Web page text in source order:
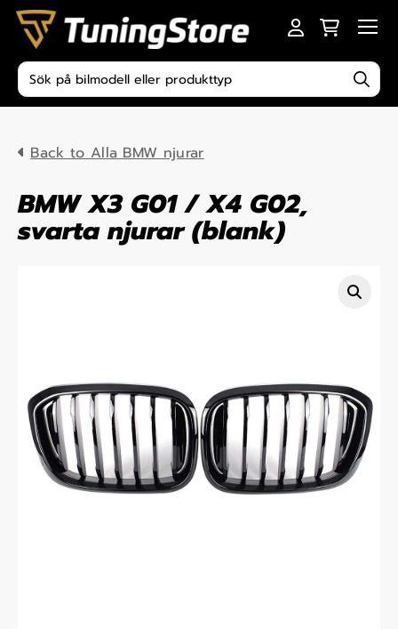
Skip to content
Produktsökning
Back to Alla BMW njurar
BMW X3 G01 / X4 G02,
svarta njurar (blank)